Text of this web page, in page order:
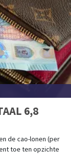
6,8
de cao-lonen (per
toe ten opzichte